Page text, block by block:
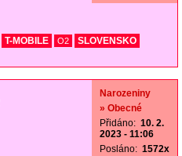
T-MOBILE O2
SLOVENSKO
Narozeniny
» Obecné
Přidáno: 10. 2.
2023 - 11:06
Posláno: 1572x